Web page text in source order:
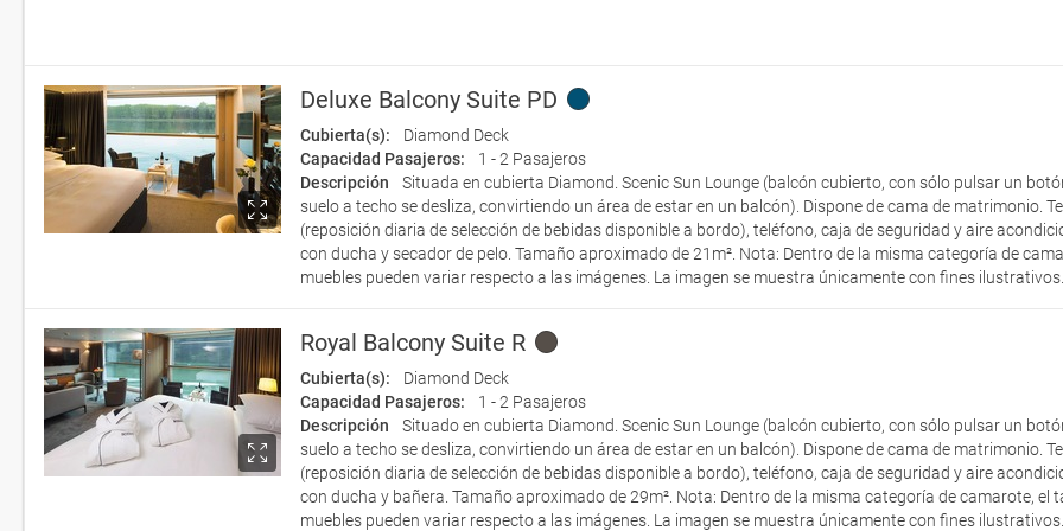
Deluxe Balcony Suite PD
Cubierta(s):
Diamond Deck
Capacidad Pasajeros:
1 - 2 Pasajeros
Descripción
Situada en cubierta Diamond. Scenic Sun Lounge (balcón cubierto, con sólo pulsar un
suelo a techo se desliza, convirtiendo un área de estar en un balcón). Dispone de cama de matrimonio.
(reposición diaria de selección de bebidas disponible a bordo), teléfono, caja de seguridad y aire
con ducha y secador de pelo. Tamaño aproximado de 21m². Nota: Dentro de la misma categoría de
muebles pueden variar respecto a las imágenes. La imagen se muestra únicamente con fines ilustrativos.
Royal Balcony Suite R
Cubierta(s):
Diamond Deck
Capacidad Pasajeros:
1 - 2 Pasajeros
Descripción
Situado en cubierta Diamond. Scenic Sun Lounge (balcón cubierto, con sólo pulsar un
suelo a techo se desliza, convirtiendo un área de estar en un balcón). Dispone de cama de matrimonio.
(reposición diaria de selección de bebidas disponible a bordo), teléfono, caja de seguridad y aire
con ducha y bañera. Tamaño aproximado de 29m². Nota: Dentro de la misma categoría de camarote, el
muebles pueden variar respecto a las imágenes. La imagen se muestra únicamente con fines ilustrativos.